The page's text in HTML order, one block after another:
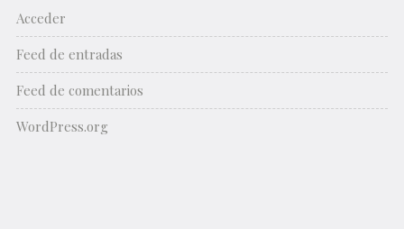
Acceder
Feed de entradas
Feed de comentarios
WordPress.org